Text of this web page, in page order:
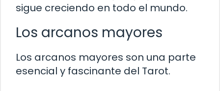
sigue creciendo en todo el mundo.
Los arcanos mayores
Los arcanos mayores son una parte
esencial y fascinante del Tarot.